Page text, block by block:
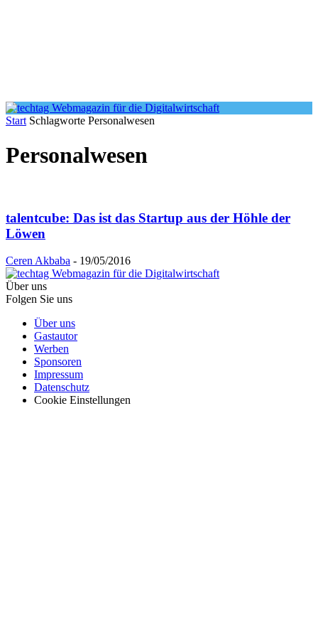
Start Schlagworte Personalwesen
Personalwesen
talentcube: Das ist das Startup aus der Höhle der
Löwen
Ceren Akbaba - 19/05/2016
Über uns
Folgen Sie uns
Über uns
Gastautor
Werben
Sponsoren
Impressum
Datenschutz
Cookie Einstellungen